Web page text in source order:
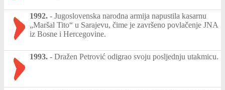
1992. - Jugoslovenska narodna armija napustila kasarnu
„Maršal Tito“ u Sarajevu, čime je završeno povlačenje JNA
iz Bosne i Hercegovine.
1993. - Dražen Petrović odigrao svoju posljednju utakmicu.